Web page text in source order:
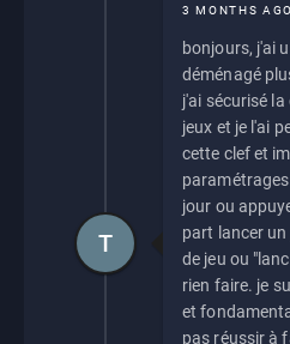
3 MONTHS AGO
bonjours, j'ai
déménagé
j'ai sécurisé
jeux et je l'ai
cette clef et
jour ou
part lancer un
de jeu ou
rien faire. je
et
pas réussir à
T